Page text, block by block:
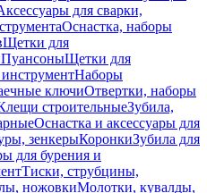
для сварки,
Оснастка, наборы
Щетки для
ПуансоныЩетки для
Наборы
ключиОтвертки, наборы
строительныеЗубила,
Оснастка и аксессуары для
зенкерыКоронкиЗубила для
для бурения и
Тиски, струбцины,
ножовкиМолотки, кувалды,